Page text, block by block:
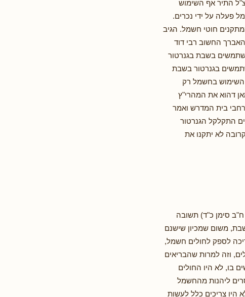
התיר אף השימוש
פעלה על ידי נכרים.
חוטי חשמל. הגיב
החשוב רבי דוד
בשבת בגנרטור
בגנרטור בשבת
השימוש בחשמל רק
דהוא את המהרי"ץ
בית המדרש ואמר
התקלקל הגנרטור
לא יתקנו את
סימן כ"ד) תשובה
משום שמכיון שישנם
לספק לחולים חשמל,
וזה למרות שהבריאים
בו, לא היו החולים
ליהנות מהחשמל
היו צריכים כלל לעשות